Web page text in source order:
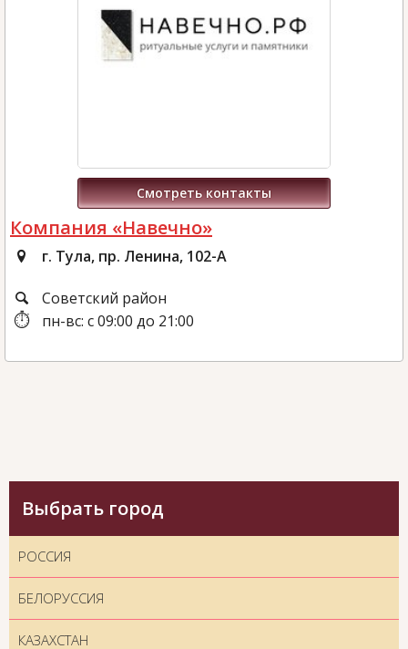
Смотреть контакты
Компания «Навечно»
г. Тула, пр. Ленина, 102-А
Советский район
пн-вс: с 09:00 до 21:00
Выбрать город
РОССИЯ
БЕЛОРУССИЯ
КАЗАХСТАН